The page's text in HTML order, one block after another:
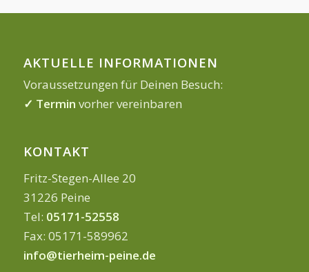
AKTUELLE INFORMATIONEN
Voraussetzungen für Deinen Besuch:
✓ Termin vorher vereinbaren
KONTAKT
Fritz-Stegen-Allee 20
31226 Peine
Tel: 05171-52558
Fax: 05171-589962
info@tierheim-peine.de